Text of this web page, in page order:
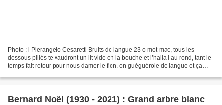
Photo : i Pierangelo Cesaretti Bruits de langue 23 o mot-mac, tous les
dessous pillés te vaudront un lit vide en la bouche et l’hallali au rond, tant le
temps fait retour pour nous damer le fion. on guéguérole de langue et ça
Bernard Noël (1930 - 2021) : Grand arbre blanc